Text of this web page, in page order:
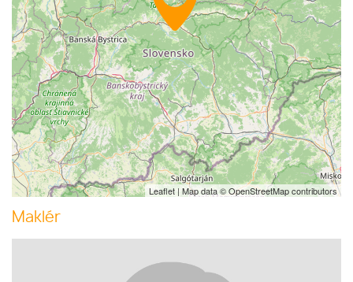
Leaflet | Map data ©OpenStreetMapcontributors
Maklér